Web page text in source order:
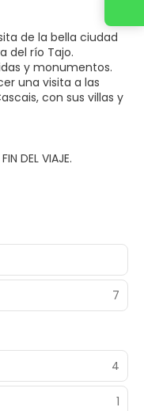
de la bella ciudad
del río Tajo.
y monumentos.
una visita a las
con sus villas y
DEL VIAJE.
7
4
1